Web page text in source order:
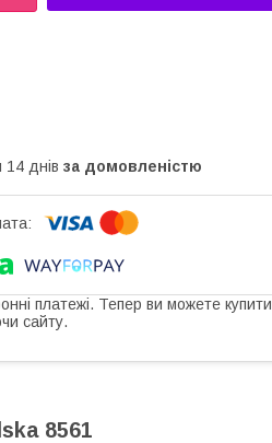
14 днів за домовленістю
платежі. Тепер ви можете купити
сайту.
8561